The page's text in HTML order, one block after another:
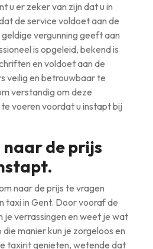
u er zeker van zijn dat u in
de service voldoet aan de
vergunning geeft aan
is opgeleid, bekend is
en voldoet aan de
veilig en betrouwbaar te
verstandig om deze
voeren voordat u instapt bij
de prijs
naar de prijs te vragen
taxi in Gent. Door vooraf de
verrassingen en weet je wat
manier kun je zorgeloos en
taxirit genieten, wetende dat